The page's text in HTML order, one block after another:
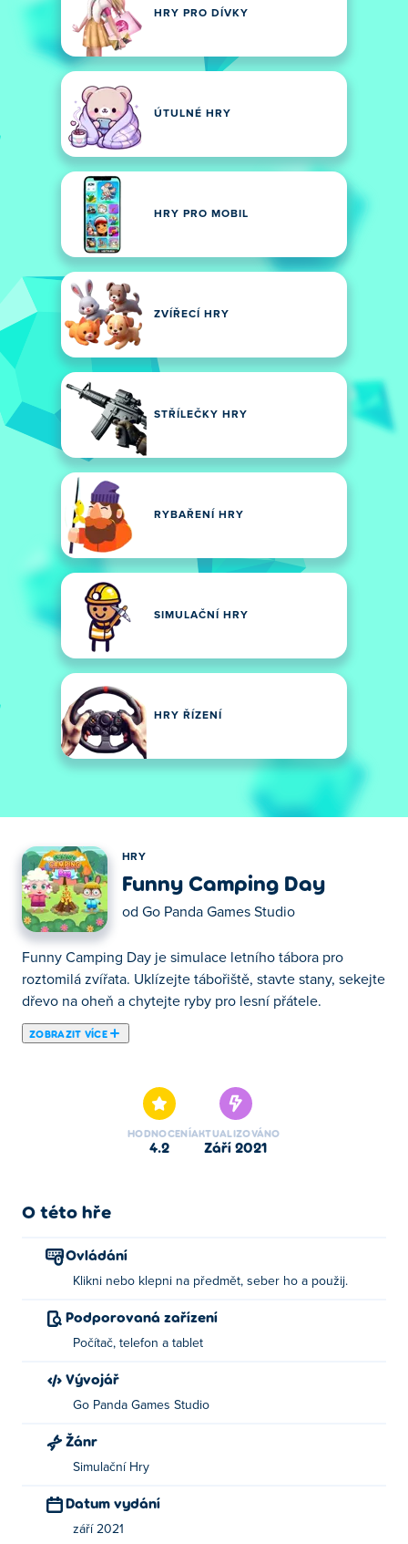
HRY PRO DÍVKY
ÚTULNÉ HRY
HRY PRO MOBIL
ZVÍŘECÍ HRY
STŘÍLEČKY HRY
RYBAŘENÍ HRY
SIMULAČNÍ HRY
HRY ŘÍZENÍ
HRY
Funny Camping Day
od Go Panda Games Studio
Funny Camping Day je simulace letního tábora pro
roztomilá zvířata. Uklízejte tábořiště, stavte stany, sekejte
dřevo na oheň a chytejte ryby pro lesní přátele.
ZOBRAZIT VÍCE
HODNOCENÍ
4.2
AKTUALIZOVÁNO
září 2021
O této hře
Ovládání
Klikni nebo klepni na předmět, seber ho a použij.
Podporovaná zařízení
Počítač, telefon a tablet
Vývojář
Go Panda Games Studio
Žánr
Simulační Hry
Datum vydání
září 2021